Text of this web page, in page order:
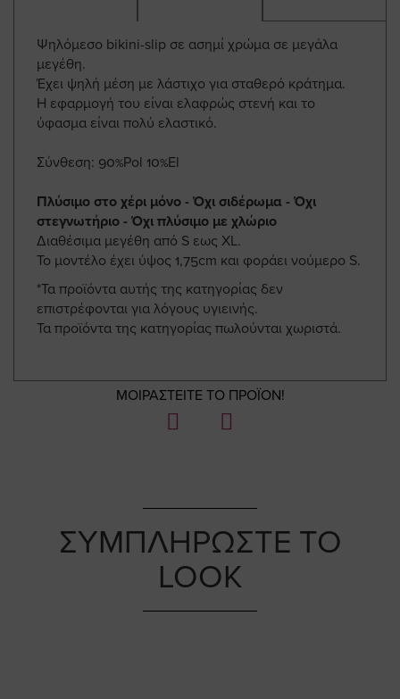
Ψηλόμεσο bikini-slip σε ασημί χρώμα σε μεγάλα
μεγέθη.
Έχει ψηλή μέση με λάστιχο για σταθερό κράτημα.
Η εφαρμογή του είναι ελαφρώς στενή και το
ύφασμα είναι πολύ ελαστικό.
Σύνθεση: 90%Pol 10%El
Πλύσιμο στο χέρι μόνο - Όχι σιδέρωμα - Όχι
στεγνωτήριο - Όχι πλύσιμο με χλώριο
Διαθέσιμα μεγέθη από S εως XL.
Το μοντέλο έχει ύψος 1,75cm και φοράει νούμερο S.
*Τα προϊόντα αυτής της κατηγορίας δεν
επιστρέφονται για λόγους υγιεινής.
Τα προϊόντα της κατηγορίας πωλούνται χωριστά.
ΜΟΙΡΑΣΤΕΙΤΕ ΤΟ ΠΡΟΪΟΝ!
ΣΥΜΠΛΗΡΩΣΤΕ ΤΟ
LOOK